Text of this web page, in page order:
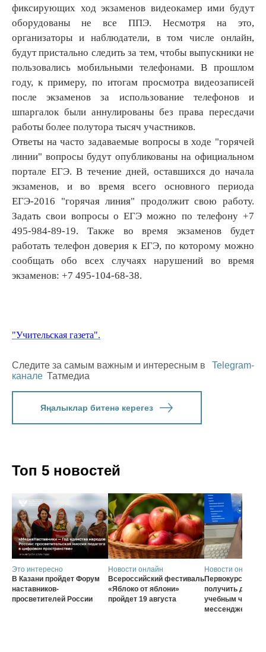
фиксирующих ход экзаменов видеокамер ими будут
оборудованы не все ППЭ. Несмотря на это,
организаторы и наблюдатели, в том числе онлайн,
будут пристально следить за тем, чтобы выпускники не
пользовались мобильными телефонами. В прошлом
году, к примеру, по итогам просмотра видеозаписей
после экзаменов за использование телефонов и
шпаргалок были аннулированы без права пересдачи
работы более полутора тысяч участников.
Ответы на часто задаваемые вопросы в ходе "горячей
линии" вопросы будут опубликованы на официальном
портале ЕГЭ. В течение дней, оставшихся до начала
экзаменов, и во время всего основного периода
ЕГЭ-2016 "горячая линия" продолжит свою работу.
Задать свои вопросы о ЕГЭ можно по телефону +7
495-984-89-19. Также во время экзаменов будет
работать телефон доверия к ЕГЭ, по которому можно
сообщать обо всех случаях нарушений во время
экзаменов: +7 495-104-68-38.
"Учительская газета".
Следите за самым важным и интересным в
Telegram-
канале Татмедиа
Яңалыклар битенә керегез
Топ 5 новостей
Это интересно
В Казани пройдет Форум
наставников-
просветителей России
Новости онлайн
Всероссийский фестиваль
«Яблоко от яблони»
пройдет 19 августа
Новости онлайн
Первокурсники
получить доступ
учебным чатам
мессенджер MAX